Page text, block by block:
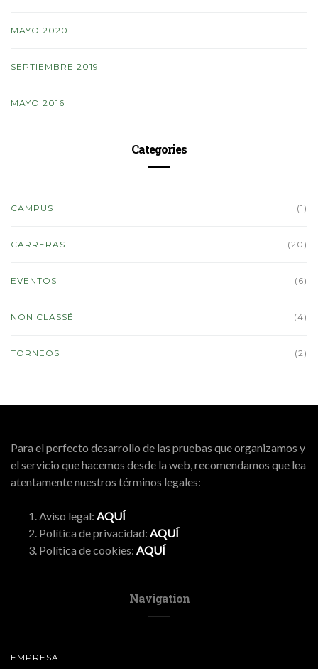
MAYO 2020
SEPTIEMBRE 2019
MAYO 2016
Categories
CAMPUS (1)
CARRERAS (20)
EVENTOS (6)
NON CLASSÉ (4)
TORNEOS (2)
Para el perfecto desarrollo de las pruebas que organizamos y
el servicio que hacemos desde la web, recomendamos que lea
atentamente nuestros términos legales:
Aviso legal: AQUÍ
Política de privacidad: AQUÍ
Política de cookies: AQUÍ
Navigation
EMPRESA